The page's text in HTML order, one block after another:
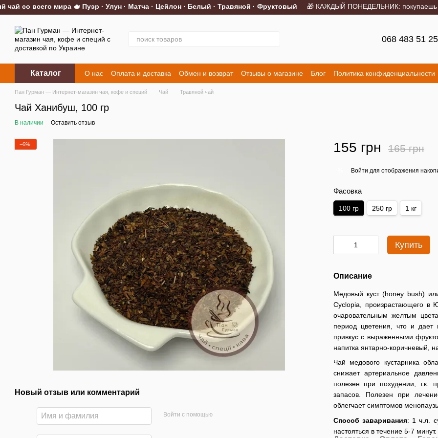
Перейти к основному контенту
со всего мира 🫖 Пуэр · Улун · Матча · Цейлон · Белый · Травяной · Фруктовый🎁 КАЖДЫЙ ПОНЕДЕЛЬНИК: покупаешь 2
068 483 51 25
Каталог О нас Оплата и доставка Обмен и возврат Отзывы о магазине Блог
Политика конфиденциальности
Контакты
Пан Гурман — Интернет-магазин чая, кофе и специй Чай Травяной чай
Чай Ханибуш, 100 гр
В наличии Оставить отзыв
−6%
Новый отзыв или комментарий
Войти с помощью
155 грн 165 грн
Войти для отображения
Фасовка
100 гр 250 гр 1 кг
Купить
Описание
Медовый куст (honey bush)
Cyclopiа, произрастающего в
очаровательным желтым
период цветения, что и
привкус с выраженными
напитка янтарно-коричневый,
Чай медового кустарника
снижает артериальное
полезен при похудении, т.к.
запасов. Полезен при
облегчает симптомов
Способ заваривания: 1 ч.л.
настояться в течение 5-7